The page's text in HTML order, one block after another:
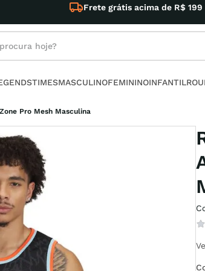
hoje?
TIMESMASCULINOFEMININOINFANTIL
Pro Mesh Masculina
buscados